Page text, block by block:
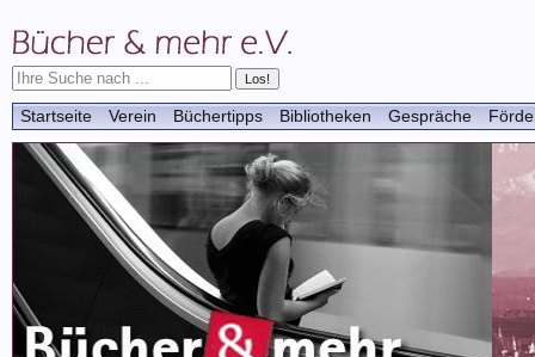
Startseite Verein Büchertipps Bibliotheken Gespräche